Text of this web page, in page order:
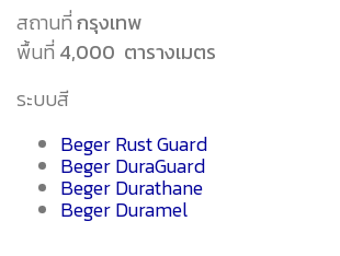
สถานที่กรุงเทพ
พื้นที่ 4,000 ตารางเมตร
ระบบสี
Beger Rust Guard
Beger DuraGuard
Beger Durathane
Beger Duramel